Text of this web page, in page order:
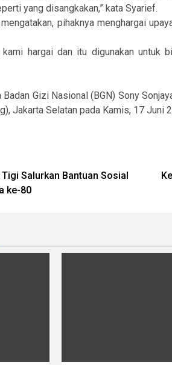
yang disangkakan,” kata Syarief.
pihaknya menghargai
hargai dan itu digunakan untuk
Badan Gizi Nasional (BGN) Sony
Jakarta Selatan pada Kamis, 17
Salurkan Bantuan Sosial
ke-80